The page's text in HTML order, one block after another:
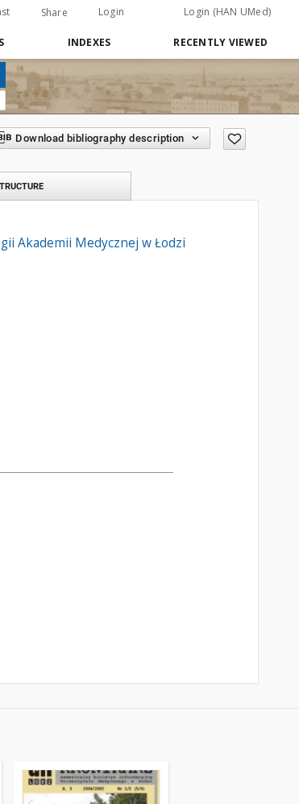
Share Login Login (HAN UMed)
INDEXES RECENTLY VIEWED
Download bibliography description
Akademii Medycznej w Łodzi